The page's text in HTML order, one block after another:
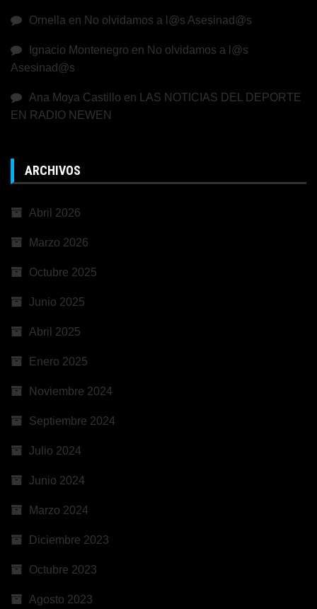
Ornella en No olvidamos a l@s Asesinad@s
Ignacio Montenegro en No olvidamos a l@s
Asesinad@s
Ana Moya Castillo en
LAS NOTICIAS DEL DEPORTE
EN RADIO NEWEN
ARCHIVOS
Abril 2026
Marzo 2026
Octubre 2025
Junio 2025
Abril 2025
Enero 2025
Noviembre 2024
Septiembre 2024
Julio 2024
Junio 2024
Marzo 2024
Diciembre 2023
Octubre 2023
Agosto 2023